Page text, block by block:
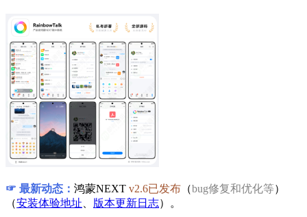
☞ 最新动态： 鸿蒙NEXT v2.6已发布 （bug修复和优化等）
（安装体验地址 版本更新日志）。